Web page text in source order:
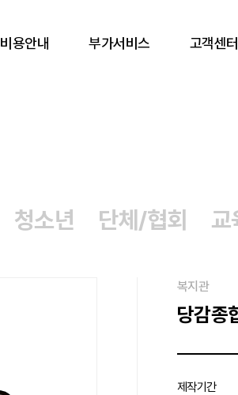
비용안내 부가서비스 고객센터
청소년 단체/협회 교
복지관
당감종
제작기간